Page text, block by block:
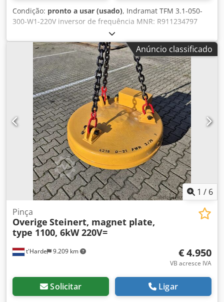
Condição: pronto a usar (usado), Indramat TFM 3.1-050-
300-W1-220V inversor de frequência MNR: R911234797
SN:23515802541, completamente reformado e testado de
forma profissional, com 12 meses de garantia, 100%
funcional, conteúdo da entrega conforme as fotos. Dodsx
Dw H Topfx Anzock
Anúncio classificado
1 / 6
t'Harde 9.209 km
Pinça
Overige Steinert, magnet plate,
type 1100, 6kW 220V=
€ 4.950
VB acresce IVA
Solicitar Ligar